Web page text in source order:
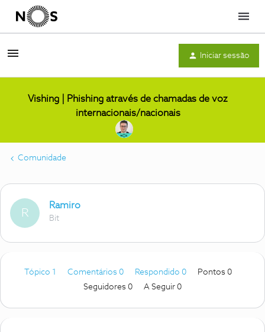
Menu
Iniciar sessão
Vishing | Phishing através de chamadas de voz
internacionais/nacionais
Comunidade
R
Ramiro
Bit
Tópico 1 Comentários 0 Respondido 0
Pontos 0
Seguidores 0 A Seguir 0